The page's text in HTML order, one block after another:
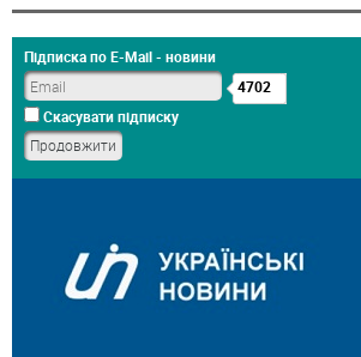
Підписка по E-Mail - новини
4702
Скасувати підписку